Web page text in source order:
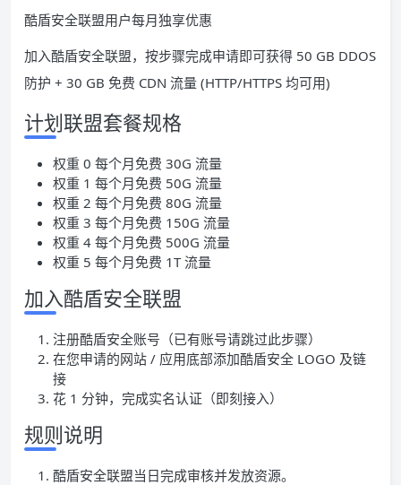
酷盾安全联盟用户每月独享优惠
加入酷盾安全联盟，按步骤完成申请即可获得 50 GB DDOS
防护 + 30 GB 免费 CDN 流量 (HTTP/HTTPS 均可用)
计划联盟套餐规格
权重 0 每个月免费 30G 流量
权重 1 每个月免费 50G 流量
权重 2 每个月免费 80G 流量
权重 3 每个月免费 150G 流量
权重 4 每个月免费 500G 流量
权重 5 每个月免费 1T 流量
加入酷盾安全联盟
注册酷盾安全账号（已有账号请跳过此步骤）
在您申请的网站 / 应用底部添加酷盾安全 LOGO 及链
接
花 1 分钟，完成实名认证（即刻接入）
规则说明
酷盾安全联盟当日完成审核并发放资源。